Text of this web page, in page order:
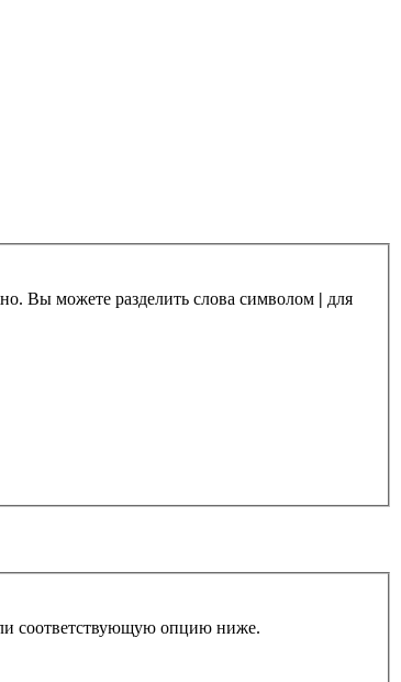
Вы можете разделить слова символом | для
соответствующую опцию ниже.